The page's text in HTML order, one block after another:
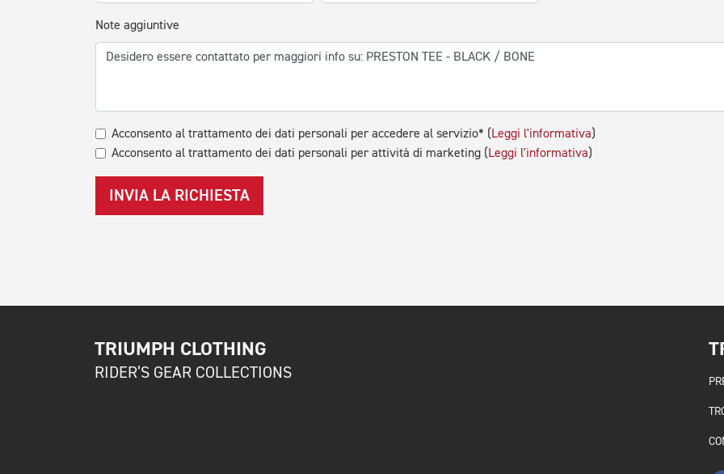
Note aggiuntive
Acconsento al trattamento dei dati personali per accedere al servizio* (Leggi l'informativa)
Acconsento al trattamento dei dati personali per attività di marketing (Leggi l'informativa)
INVIA LA RICHIESTA
TRIUMPH CLOTHING
RIDER’S GEAR COLLECTIONS